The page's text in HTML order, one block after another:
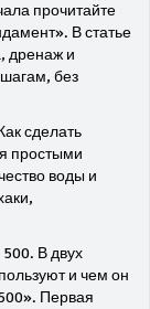
прочитайте
В статье
дренаж и
без
сделать
простыми
воды и
В двух
и чем он
Первая